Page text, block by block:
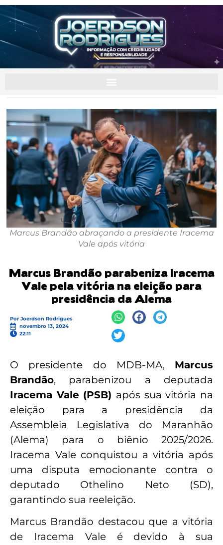
Marcus Brandão abraçando a presidente Iracema
Vale após vitória
Marcus Brandão parabeniza Iracema
Vale pela vitória na eleição para
presidência da Alema
Por Joerdson Rodrigues
novembro 13, 2024
22:11
O presidente do MDB-MA, Marcus
Brandão, parabenizou a deputada
Iracema Vale (PSB) após sua vitória na
eleição para a presidência da
Assembleia Legislativa do Maranhão
(Alema) para o biênio 2025/2026.
Iracema Vale conquistou a vitória após
uma disputa emocionante contra o
deputado Othelino Neto (SD),
garantindo sua reeleição.
Marcus Brandão destacou que a vitória
de Iracema Vale é devido à sua